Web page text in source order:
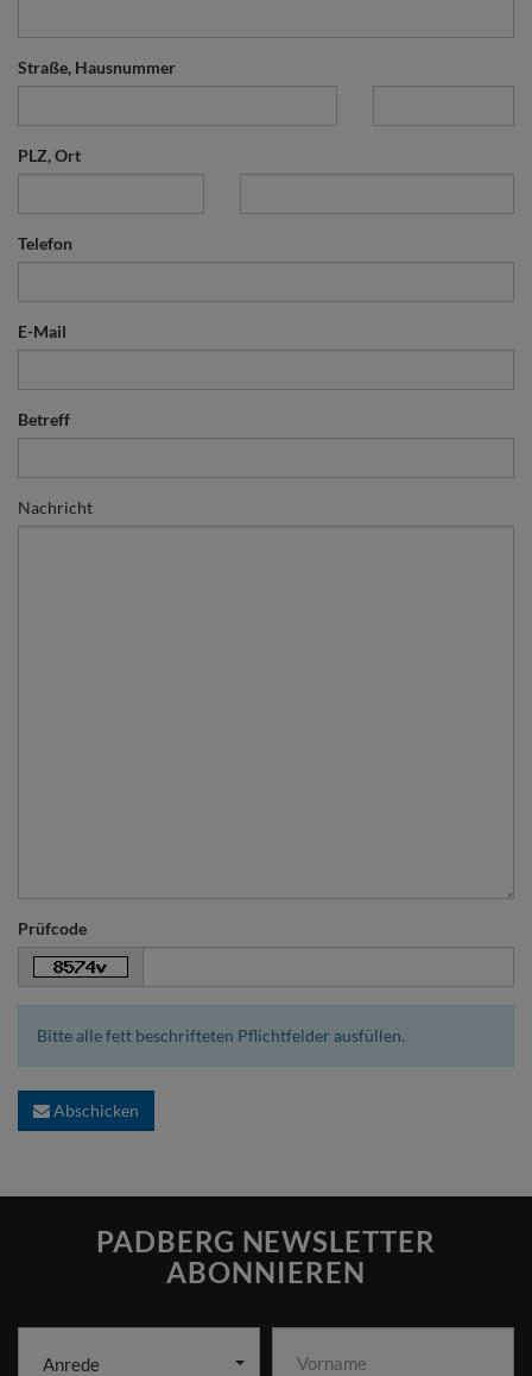
Straße, Hausnummer
PLZ, Ort
Telefon
E-Mail
Betreff
Nachricht
Prüfcode
Bitte alle fett beschrifteten Pflichtfelder ausfüllen.
Abschicken
PADBERG NEWSLETTER
ABONNIEREN
Anrede